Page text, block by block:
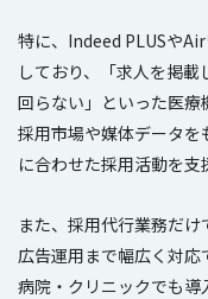
特に、Indeed PLUSや
しており、「求人を掲
回らない」といった医療
採用市場や媒体データ
に合わせた採用活動を支
また、採用代行業務だ
広告運用まで幅広く対
病院・クリニックでも導